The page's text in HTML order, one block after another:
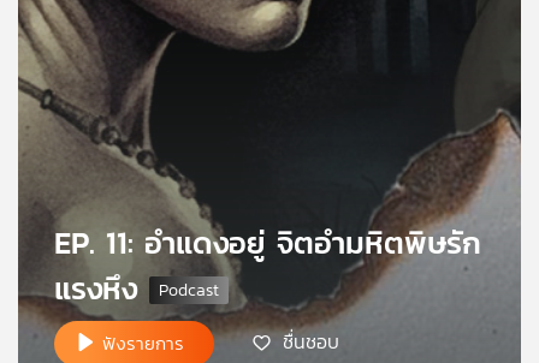
ข่าว
และ
กิจกรรม
เกี่ยว
เรา
เครือ
ข่าย
EP. 11: อำแดงอยู่ จิตอำมหิตพิษรัก
แรงหึง
ฟังรายการ ชื่นชอบ